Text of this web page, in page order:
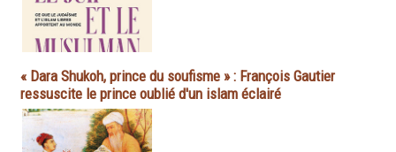
« Dara Shukoh, prince du soufisme » : François Gautier
ressuscite le prince oublié d'un islam éclairé